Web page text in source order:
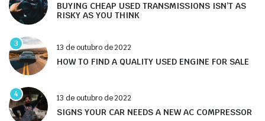
BUYING CHEAP USED TRANSMISSIONS ISN’T AS
RISKY AS YOU THINK
3 13 de outubro de 2022
HOW TO FIND A QUALITY USED ENGINE FOR SALE
4 13 de outubro de 2022
SIGNS YOUR CAR NEEDS A NEW AC COMPRESSOR